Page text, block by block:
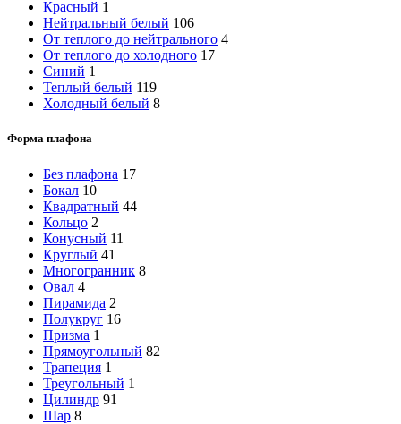
Красный 1
Нейтральный белый 106
От теплого до нейтрального 4
От теплого до холодного 17
Синий 1
Теплый белый 119
Холодный белый 8
Форма плафона
Без плафона 17
Бокал 10
Квадратный 44
Кольцо 2
Конусный 11
Круглый 41
Многогранник 8
Овал 4
Пирамида 2
Полукруг 16
Призма 1
Прямоугольный 82
Трапеция 1
Треугольный 1
Цилиндр 91
Шар 8